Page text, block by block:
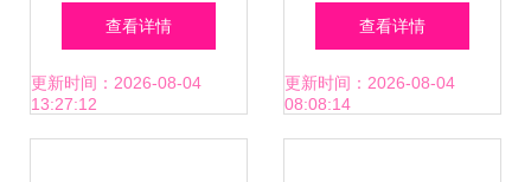
字浪潮中守护文化
传承与创新
查看详情
更新时间：2026-08-04
13:27:12
技公司 进军文化市
场或引行业变局
查看详情
更新时间：2026-08-04
08:08:14